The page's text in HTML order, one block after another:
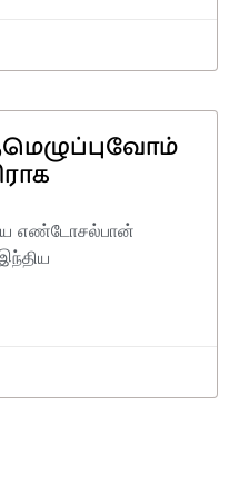
எண்டோசல்பான்